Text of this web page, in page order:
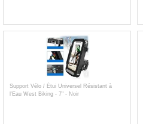
Support Vélo / Étui Universel Résistant à
l'Eau West Biking - 7" - Noir